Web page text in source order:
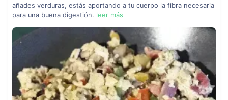
añades verduras, estás aportando a tu cuerpo la fibra necesaria
para una buena digestión. leer más